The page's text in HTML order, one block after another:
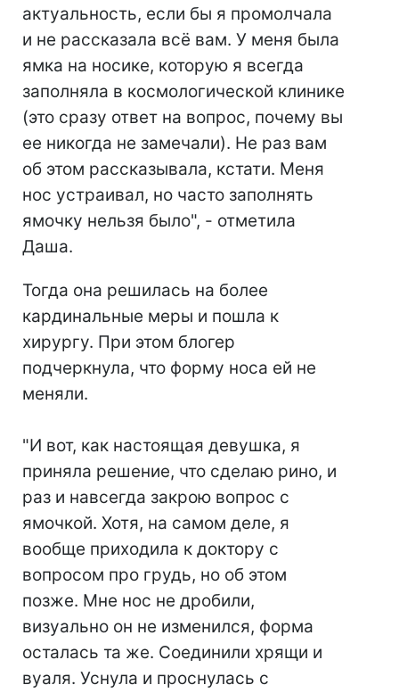
актуальность, если бы я промолчала
и не рассказала всё вам. У меня была
ямка на носике, которую я всегда
заполняла в космологической клинике
(это сразу ответ на вопрос, почему вы
ее никогда не замечали). Не раз вам
об этом рассказывала, кстати. Меня
нос устраивал, но часто заполнять
ямочку нельзя было", - отметила
Даша.
Тогда она решилась на более
кардинальные меры и пошла к
хирургу. При этом блогер
подчеркнула, что форму носа ей не
меняли.
"И вот, как настоящая девушка, я
приняла решение, что сделаю рино, и
раз и навсегда закрою вопрос с
ямочкой. Хотя, на самом деле, я
вообще приходила к доктору с
вопросом про грудь, но об этом
позже. Мне нос не дробили,
визуально он не изменился, форма
осталась та же. Соединили хрящи и
вуаля. Уснула и проснулась с